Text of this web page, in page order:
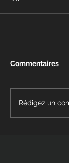
Commentaires
Rédigez un